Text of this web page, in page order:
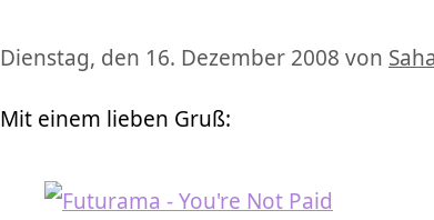
Dienstag, den 16. Dezember 2008 von
Mit einem lieben Gruß: